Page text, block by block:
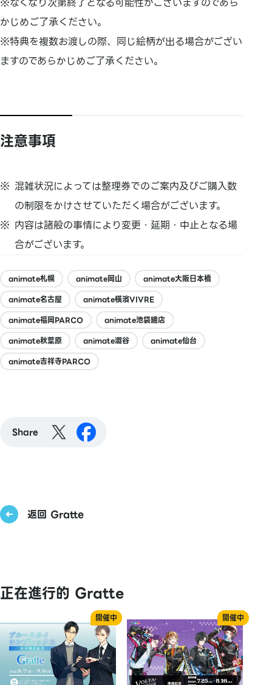
かじめご了承ください。
※特典を複数お渡しの際、同じ絵柄が出る場合がござい
ますのであらかじめご了承ください。
注意事項
混雑状況によっては整理券でのご案内及びご購入数
の制限をかけさせていただく場合がございます。
内容は諸般の事情により変更・延期・中止となる場
合がございます。
animate札幌 animate岡山
animate大阪日本橋
animate名古屋
animate橫濱VIVRE
animate福岡PARCO
animate池袋總店
animate秋葉原
animate澀谷
animate仙台
animate吉祥寺PARCO
Share
返回 Gratte
正在進行的 Gratte